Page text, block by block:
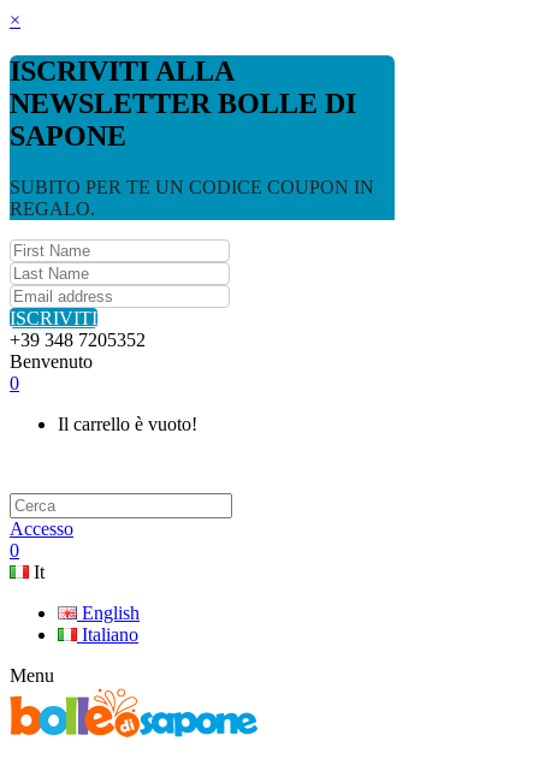
×
ISCRIVITI ALLA
NEWSLETTER BOLLE DI
SAPONE
SUBITO PER TE UN CODICE COUPON IN
REGALO.
ISCRIVITI
+39 348 7205352
Benvenuto
0
Il carrello è vuoto!
Accesso
0
It
English
Italiano
Menu